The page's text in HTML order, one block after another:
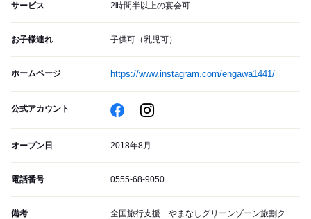
サービス 2時間半以上の宴会可
お子様連れ 子供可（乳児可）
ホームページ https://www.instagram.com/engawa1441/
公式アカウント
オープン日 2018年8月
電話番号 0555-68-9050
備考
全国旅行支援 やまなしグリーンゾーン旅割ク